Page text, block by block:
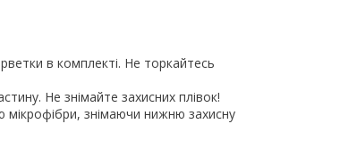
в комплекті. Не торкайтесь
Не знімайте захисних плівок!
мікрофібри, знімаючи нижню захисну